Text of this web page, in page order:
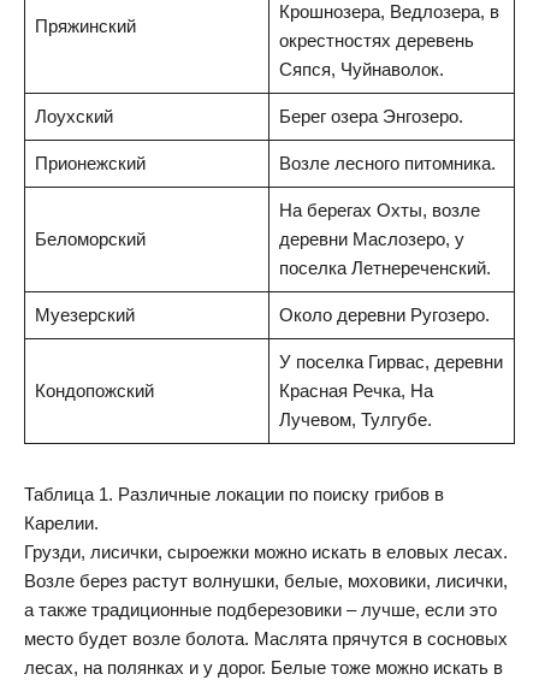
Пряжинский
Крошнозера, Ведлозера, в
окрестностях деревень
Сяпся, Чуйнаволок.
Лоухский Берег озера Энгозеро.
Прионежский Возле лесного питомника.
Беломорский
На берегах Охты, возле
деревни Маслозеро, у
поселка Летнереченский.
Муезерский Около деревни Ругозеро.
Кондопожский
У поселка Гирвас, деревни
Красная Речка, На
Лучевом, Тулгубе.
Таблица 1. Различные локации по поиску грибов в
Карелии.
Грузди, лисички, сыроежки можно искать в еловых лесах.
Возле берез растут волнушки, белые, моховики, лисички,
а также традиционные подберезовики – лучше, если это
место будет возле болота. Маслята прячутся в сосновых
лесах, на полянках и у дорог. Белые тоже можно искать в